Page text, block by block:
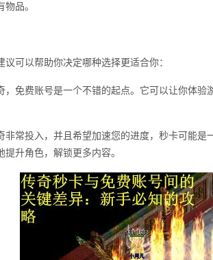
品。
议可以帮助你决定哪种选择更适合你：
，免费账号是一个不错的起点。它可以让你体验
非常投入，并且希望加速您的进度，秒卡可能是
升角色，解锁更多内容。